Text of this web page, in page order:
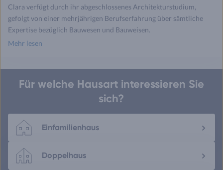
Clara verfügt durch ihr abgeschlossenes Architekturstudium,
gefolgt von einer mehrjährigen Berufserfahrung über sämtliche
Expertise bezüglich Bauwesen und Bauweisen.
Mehr lesen
Für welche Hausart interessieren Sie
sich?
Einfamilienhaus
Doppelhaus